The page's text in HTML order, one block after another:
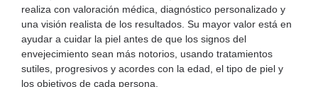
realiza con valoración médica , diagnóstico personalizado y
una visión realista de los resultados. Su mayor valor está en
ayudar a cuidar la piel antes de que los signos del
envejecimiento sean más notorios, usando tratamientos
sutiles, progresivos y acordes con la edad, el tipo de piel y
los objetivos de cada persona.